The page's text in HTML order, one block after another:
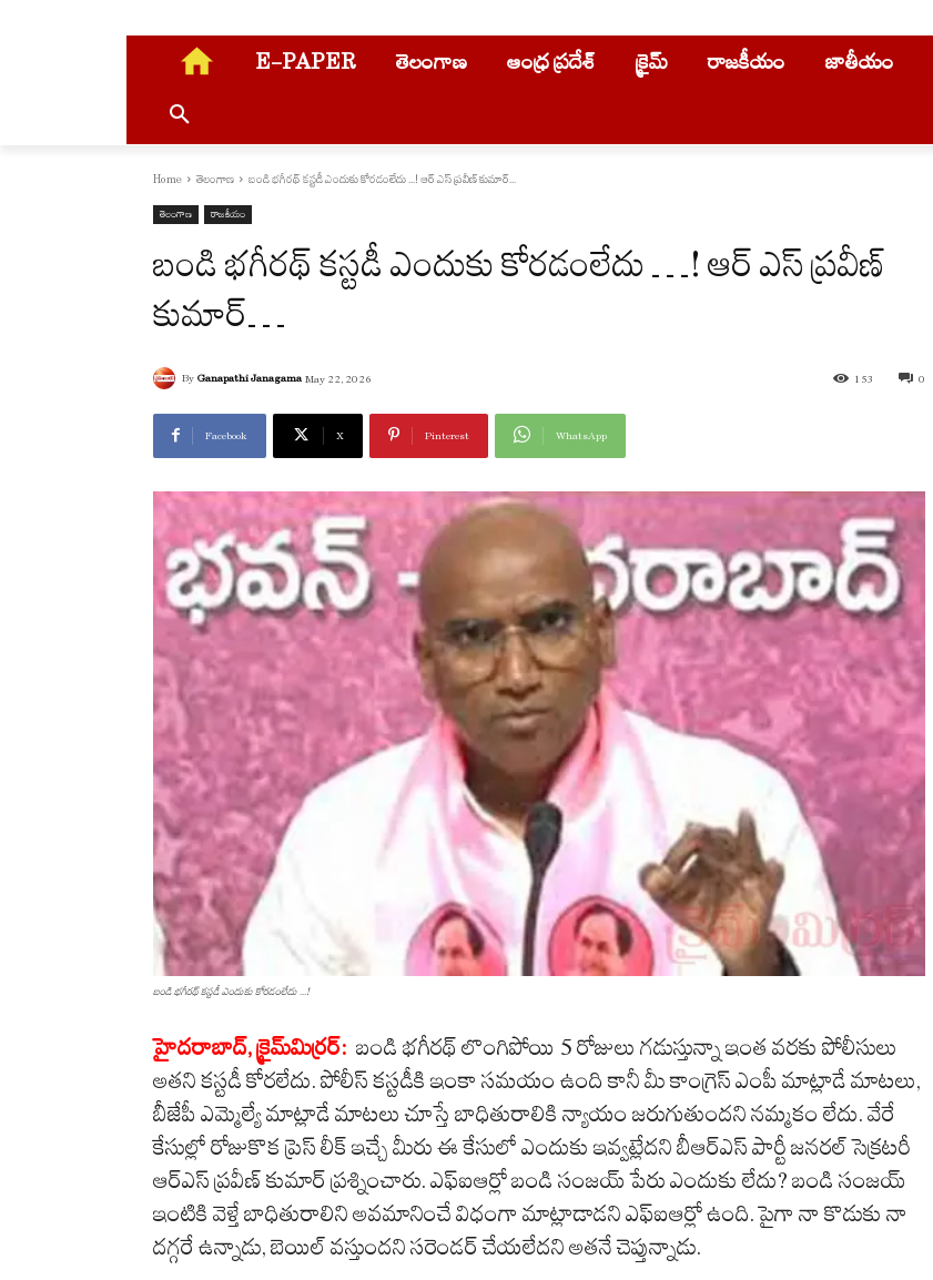
E-PAPER తెలంగాణ ఆంధ్ర ప్రదేశ్ క్రైమ్ రాజకీయం జాతీయం
Home తెలంగాణ బండి భగీరథ్ కస్టడీ ఎందుకు కోరడంలేదు ...! ఆర్ ఎస్ ప్ర‌వీణ్ కుమార్‌...
తెలంగాణ రాజకీయం
బండి భగీరథ్ కస్టడీ ఎందుకు కోరడంలేదు …! ఆర్ ఎస్ ప్ర‌వీణ్
కుమార్‌…
By Ganapathi Janagama May 22, 2026 0
153
Facebook X Pinterest WhatsApp
బండి భగీరథ్ కస్టడీ ఎందుకు కోరడంలేదు ...!
హైదరాబాద్, క్రైమ్‌మిర్ర‌ర్‌: బండి భగీరథ్ లొంగిపోయి 5 రోజులు గడుస్తున్నా ఇంత వరకు పోలీసులు
అతని కస్టడీ కోరలేదు. పోలీస్ కస్టడీకి ఇంకా సమయం ఉంది కానీ మీ కాంగ్రెస్ ఎంపీ మాట్లాడే మాటలు,
బీజేపీ ఎమ్మెల్యే మాట్లాడే మాటలు చూస్తే బాధితురాలికి న్యాయం జరుగుతుందని నమ్మకం లేదు. వేరే
కేసుల్లో రోజుకొక ప్రెస్ లీక్ ఇచ్చే మీరు ఈ కేసులో ఎందుకు ఇవ్వట్లేదని బీఆర్ఎస్ పార్టీ జనరల్ సెక్రటరీ
ఆర్ఎస్ ప్రవీణ్ కుమార్ ప్రశ్నించారు. ఎఫ్ఐఆర్లో బండి సంజయ్ పేరు ఎందుకు లేదు? బండి సంజయ్
ఇంటికి వెళ్తే బాధితురాలిని అవమానించే విధంగా మాట్లాడాడని ఎఫ్ఐఆర్లో ఉంది. పైగా నా కొడుకు నా
దగ్గరే ఉన్నాడు, బెయిల్ వస్తుందని సరెండర్ చేయలేదని అతనే చెప్తున్నాడు.